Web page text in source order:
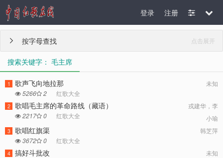
注册
登录
按字母查找 点击展开

搜索关键字： 毛主席
1 歌声飞向地拉那
5266 2 红歌大全
未知
2 歌唱毛主席的革命路线（藏语）
2217 0 红歌大全
戎建华，李
小瑜
3 歌唱红旗渠
3672 0 红歌大全
韩芝萍
4 搞好斗批改 未知